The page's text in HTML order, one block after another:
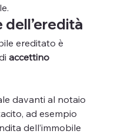
dell’eredità
ereditato è
accettino
davanti al notaio
ad esempio
dell’immobile